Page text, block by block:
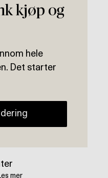
kjøp og
hele
Det starter
mer